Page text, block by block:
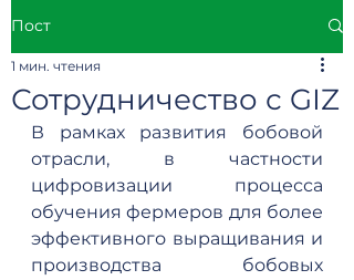
Пост
Сотрудничество с GIZ
1 мин. чтения
В рамках развития бобовой
отрасли, в частности
цифровизации процесса
обучения фермеров для более
эффективного выращивания и
производства бобовых